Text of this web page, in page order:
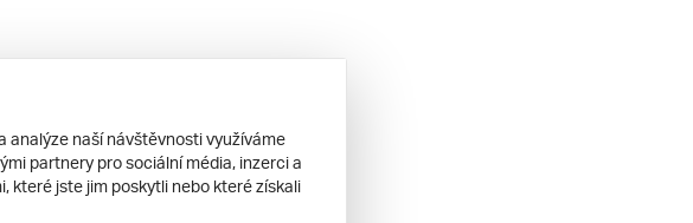
analýze naší návštěvnosti využíváme
partnery pro sociální média, inzerci a
které jste jim poskytli nebo které získali